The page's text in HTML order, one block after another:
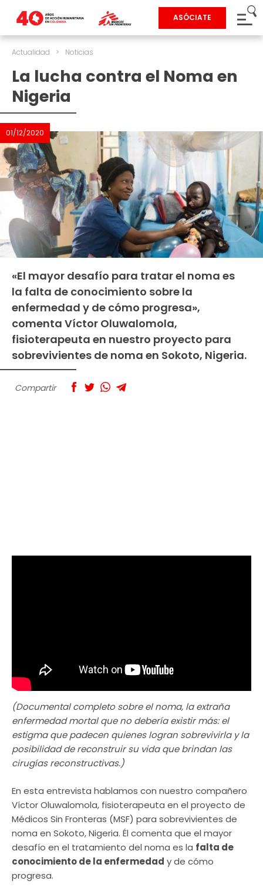
ASÓCIATE
Actualidad > Noticias
La lucha contra el Noma en
Nigeria
01/12/2020
«El mayor desafío para tratar el noma es
la falta de conocimiento sobre la
enfermedad y de cómo progresa»,
comenta Víctor Oluwalomola,
fisioterapeuta en nuestro proyecto para
sobrevivientes de noma en Sokoto, Nigeria.
Compartir
(Documental completo sobre el noma, la extraña
enfermedad mortal que no debería existir más: el
estigma que padecen quienes logran sobrevivirla y la
posibilidad de reconstruir su vida que brindan las
cirugías reconstructivas.)
En esta entrevista hablamos con nuestro compañero
Víctor Oluwalomola, fisioterapeuta en el proyecto de
Médicos Sin Fronteras (MSF) para sobrevivientes de
noma en Sokoto, Nigeria. Él comenta que el mayor
desafío en el tratamiento del noma es la falta de
conocimiento de la enfermedad y de cómo
progresa.